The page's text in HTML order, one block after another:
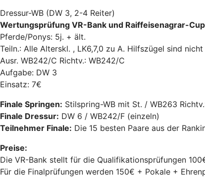
Dressur-WB (DW 3, 2-4 Reiter)
Wertungsprüfung VR-Bank und Raiffeisenagrar-Cup
Pferde/Ponys: 5j. + ält.
Teiln.: Alle Alterskl. , LK6,7,0 zu A. Hilfszügel sind
Ausr. WB242/C Richtv.: WB242/C
Aufgabe: DW 3
Einsatz: 7€
Finale Springen: Stilspring-WB mit St. / WB263
Finale Dressur: DW 6 / WB242/F (einzeln)
Teilnehmer Finale: Die 15 besten Paare aus der
Preise:
Die VR-Bank stellt für die Qualifikationsprüfungen
Für die Finalprüfungen werden 150€ + Pokale +